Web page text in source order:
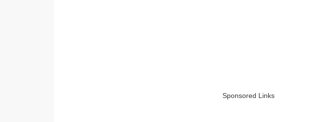
Sponsored Links